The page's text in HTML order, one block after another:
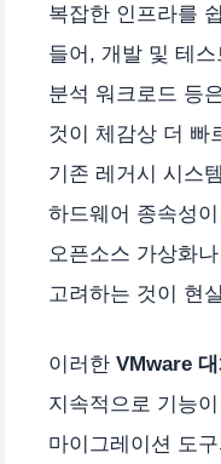
복잡한 인프라를
들어, 개발 및 테
분석 워크로드 등
것이 체감상 더 빠
기존 레거시 시스
하드웨어 종속성
오픈소스 가상화
고려하는 것이 현
이러한 VMware
지속적으로 기능
마이그레이션 도